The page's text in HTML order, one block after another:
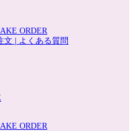
ORDER
文 | よくある質問
ORDER